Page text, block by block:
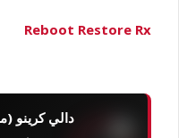
Reboot Restore Rx
دالي كرينو